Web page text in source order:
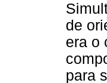
de
era o
para